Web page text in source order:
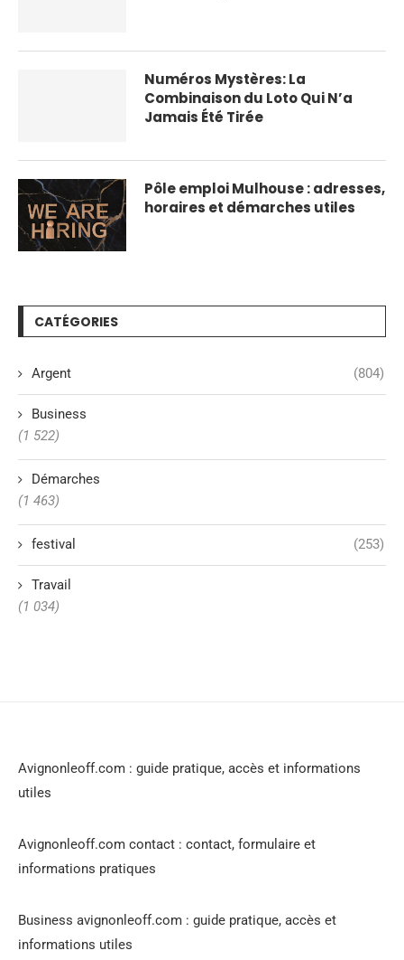
Numéros Mystères: La
Combinaison du Loto Qui N’a
Pôle emploi Mulhouse : adresses,
CATÉGORIES
Argent (804)
Business
Démarches
festival (253)
Travail
Avignonleoff.com : guide pratique, accès et informations
Avignonleoff.com contact : contact, formulaire et
Business avignonleoff.com : guide pratique, accès et